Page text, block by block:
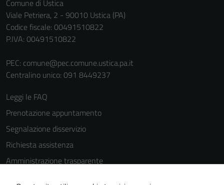
Comune di Ustica
Viale Petriera, 2 - 90010 Ustica (PA)
Codice fiscale: 00491510822
P.IVA: 00491510822
PEC: comune@pec.comune.ustica.pa.it
Centralino unico: 091 8449237
Leggi le FAQ
Prenotazione appuntamento
Segnalazione disservizio
Richiesta assistenza
Amministrazione trasparente
Tecnici